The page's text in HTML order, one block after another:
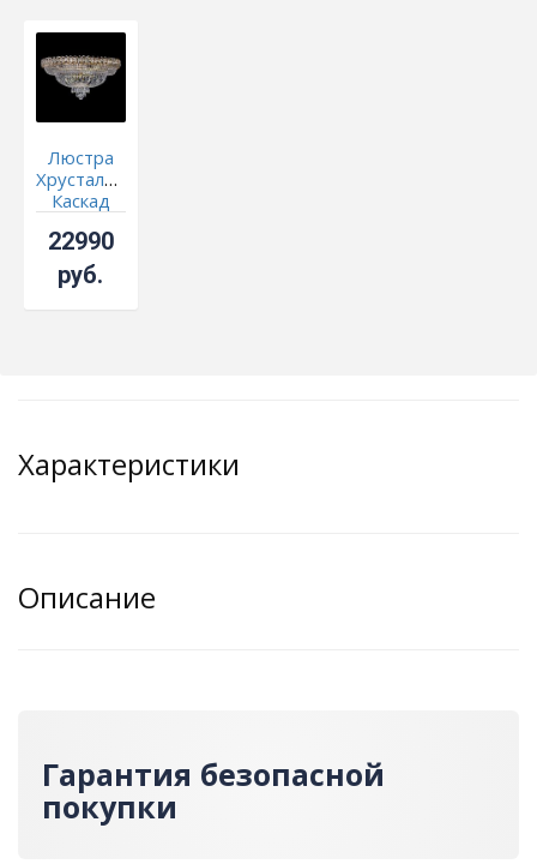
Люстра
Хрустальный
Каскад
мм
22990
руб.
Характеристики
Описание
Гарантия безопасной
покупки